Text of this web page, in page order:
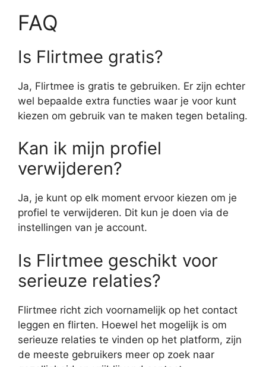
FAQ
Is Flirtmee gratis?
Ja, Flirtmee is gratis te gebruiken. Er zijn echter
wel bepaalde extra functies waar je voor kunt
kiezen om gebruik van te maken tegen betaling.
Kan ik mijn profiel
verwijderen?
Ja, je kunt op elk moment ervoor kiezen om je
profiel te verwijderen. Dit kun je doen via de
instellingen van je account.
Is Flirtmee geschikt voor
serieuze relaties?
Flirtmee richt zich voornamelijk op het contact
leggen en flirten. Hoewel het mogelijk is om
serieuze relaties te vinden op het platform, zijn
de meeste gebruikers meer op zoek naar